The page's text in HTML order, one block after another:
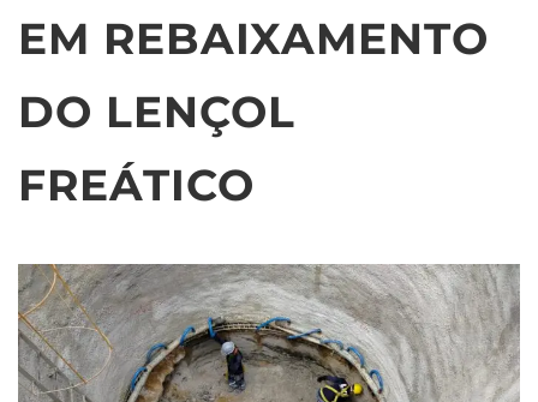
EM REBAIXAMENTO
DO LENÇOL
FREÁTICO